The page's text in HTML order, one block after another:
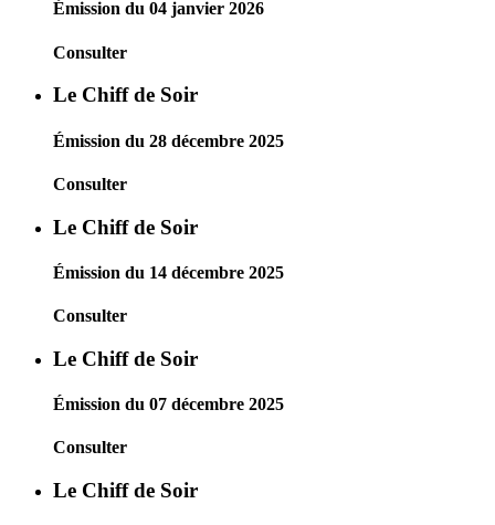
Émission du 04 janvier 2026
Consulter
Le Chiff de Soir
Émission du 28 décembre 2025
Consulter
Le Chiff de Soir
Émission du 14 décembre 2025
Consulter
Le Chiff de Soir
Émission du 07 décembre 2025
Consulter
Le Chiff de Soir